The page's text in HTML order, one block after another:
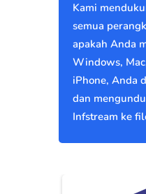
Kami
semua
apakah Anda
Windows,
iPhone, Anda
dan
Infstream ke